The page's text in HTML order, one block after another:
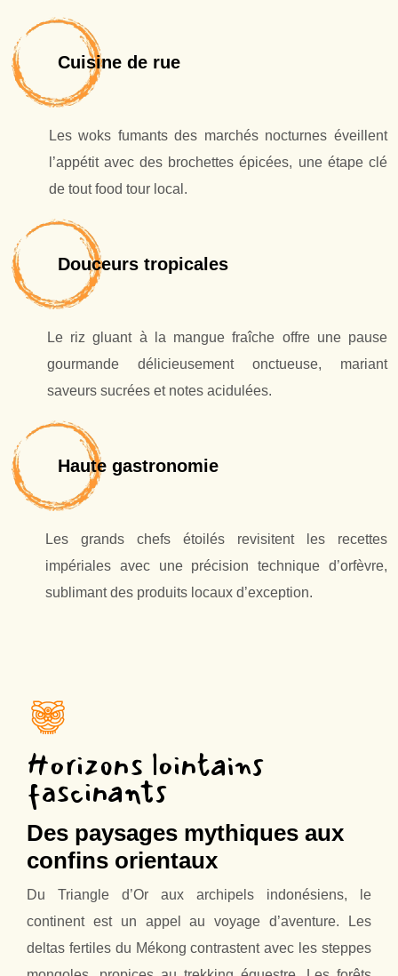
Cuisine de rue
Les woks fumants des marchés nocturnes éveillent
l’appétit avec des brochettes épicées, une étape clé
de tout food tour local.
Douceurs tropicales
Le riz gluant à la mangue fraîche offre une pause
gourmande délicieusement onctueuse, mariant
saveurs sucrées et notes acidulées.
Haute gastronomie
Les grands chefs étoilés revisitent les recettes
impériales avec une précision technique d’orfèvre,
sublimant des produits locaux d’exception.
Horizons lointains
fascinants
Des paysages mythiques aux
confins orientaux
Du Triangle d’Or aux archipels indonésiens, le
continent est un appel au voyage d’aventure. Les
deltas fertiles du Mékong contrastent avec les steppes